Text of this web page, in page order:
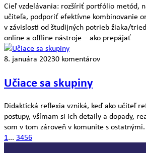
Cieľ vzdelávania: rozšíriť portfólio metód,
učiteľa, podporiť efektívne kombinovanie
v závislosti od študijných potrieb žiaka/
online a offline nástroje – ako prepájať
8. januára 20230 komentárov
Učiace sa skupiny
Didaktická reflexia vzniká, keď ako učiteľ
postupy, všímam si ich detaily a dopady,
som v tom zároveň v komunite s
1... 3456